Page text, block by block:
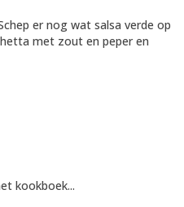
er nog wat salsa verde op
met zout en peper en
kookboek...